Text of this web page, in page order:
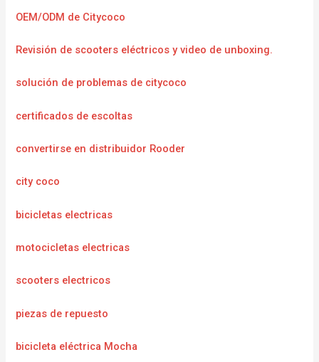
OEM/ODM de Citycoco
Revisión de scooters eléctricos y video de unboxing.
solución de problemas de citycoco
certificados de escoltas
convertirse en distribuidor Rooder
city coco
bicicletas electricas
motocicletas electricas
scooters electricos
piezas de repuesto
bicicleta eléctrica Mocha